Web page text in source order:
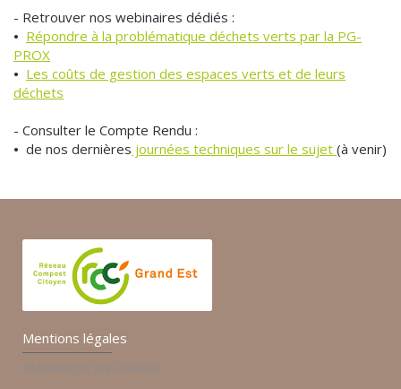
- Retrouver nos webinaires dédiés :
• Répondre à la problématique déchets verts par la PG-
PROX
• Les coûts de gestion des espaces verts et de leurs
déchets
- Consulter le Compte Rendu :
• de nos dernières journées techniques sur le sujet (à venir)
Mentions légales
Modélisé par G.V.Création